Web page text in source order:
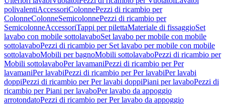
polivalentiAccessoriColonnePezzi di ricambio per
ColonneColonneSemicolonnePezzi di ricambio per
SemicolonneAccessoriTappi per pilettaMateriale di fissaggioSet
lavabo con mobile sottolavaboSet lavabo per mobile con mobile
sottolavaboPezzi di ricambio per Set lavabo per mobile con mobile
sottolavaboMobili per bagnoMobili sottolavaboPezzi di ricambio per
Mobili sottolavaboPer lavamaniPezzi di ricambio per Per
lavamaniPer lavabiPezzi di ricambio per Per lavabiPer lavabi
doppiPezzi di ricambio per Per lavabi doppiPiani per lavaboPezzi di
ricambio per Piani per lavaboPer lavabo da appoggio
arrotondatoPezzi di ricambio per Per lavabo da appoggio